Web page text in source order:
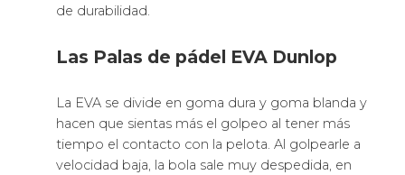
de durabilidad.
Las Palas de pádel EVA Dunlop
La EVA se divide en goma dura y goma blanda y
hacen que sientas más el golpeo al tener más
tiempo el contacto con la pelota. Al golpearle a
velocidad baja, la bola sale muy despedida, en